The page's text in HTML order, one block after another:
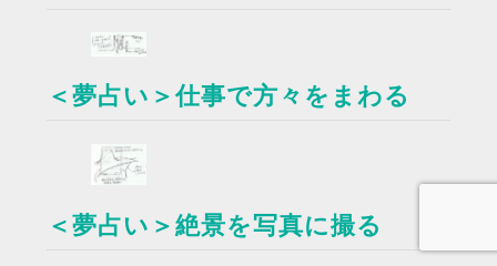
＜夢占い＞仕事で方々をまわる
＜夢占い＞絶景を写真に撮る